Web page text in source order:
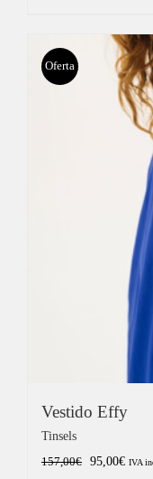
original
125,00€.
actual
es:
Oferta
Vestido Effy
Tinsels
157,00€ El
95,00€ElIVA